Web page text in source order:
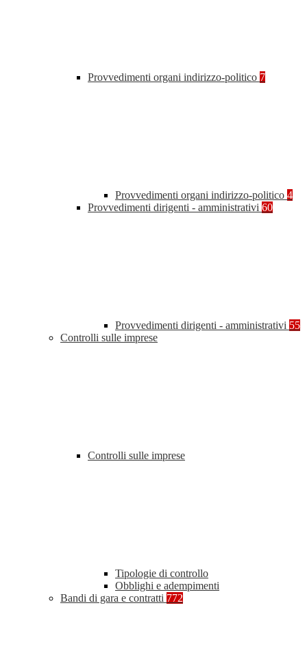
Provvedimenti organi indirizzo-politico 7
Provvedimenti organi indirizzo-politico 4
Provvedimenti dirigenti - amministrativi 60
Provvedimenti dirigenti - amministrativi 55
Controlli sulle imprese
Controlli sulle imprese
Tipologie di controllo
Obblighi e adempimenti
Bandi di gara e contratti 772